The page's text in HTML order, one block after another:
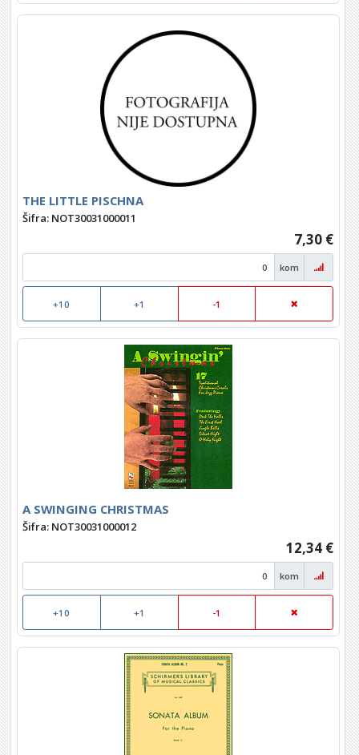
THE LITTLE PISCHNA
Šifra: NOT30031000011
7,30 €
kom
+10 +1 -1
A SWINGING CHRISTMAS
Šifra: NOT30031000012
12,34 €
kom
+10 +1 -1